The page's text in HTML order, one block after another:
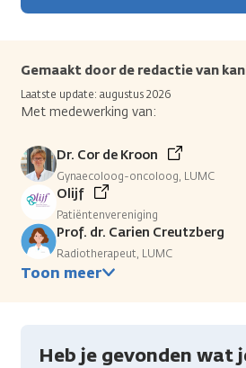
Gemaakt door de redactie van
Laatste update: augustus 2026
Met medewerking van:
Dr. Cor de Kroon
Gynaecoloog-oncoloog, LUMC
Olijf
Patiëntenvereniging
Prof. dr. Carien Creutzberg
Radiotherapeut, LUMC
Toon meer
Heb je gevonden wat